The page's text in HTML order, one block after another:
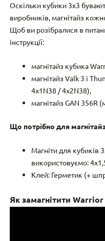
Оскільки кубики 3х3
виробників, магнітайз
Щоб ви розібралися в
інструкції:
магнітайз кубика
магнітайз Valk 3 і
4x1N38 / 4x2N38),
магнітайз GAN 356R
Що потрібно для
Магніти для кубиків
використовуємо:
Клей: Герметик (+
Як замагнітити Warrior